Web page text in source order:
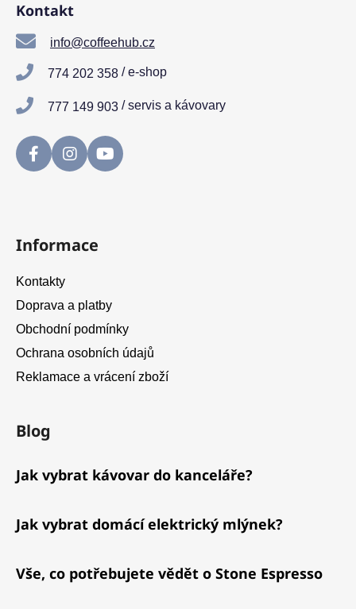
Kontakt
info@coffeehub.cz
774 202 358 / e-shop
777 149 903 / servis a kávovary
Informace
Kontakty
Doprava a platby
Obchodní podmínky
Ochrana osobních údajů
Reklamace a vrácení zboží
Blog
Jak vybrat kávovar do kanceláře?
Jak vybrat domácí elektrický mlýnek?
Vše, co potřebujete vědět o Stone Espresso